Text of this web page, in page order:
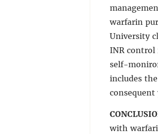
warfarin
University
INR control
self-
includes
consequent
with